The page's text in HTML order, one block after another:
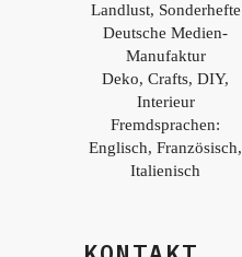
Landlust, Sonderhefte
Deutsche Medien-
Manufaktur
Deko, Crafts, DIY,
Interieur
Fremdsprachen:
Englisch, Französisch,
Italienisch